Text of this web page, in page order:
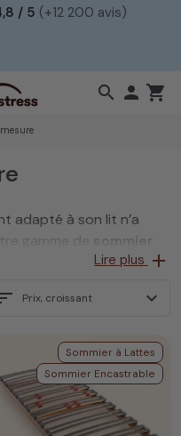
/ 5 (+12 200 avis)
search  shopping_cart
adapté à son lit n’a
gamme de
sommier
solution qui répond à
particulières, hauteur
avec un cadre de lit
configurations, même
notre atelier avec des
Lesommier
Lire plus add
Prix, croissant expand_more
Sommier à Lattes
Sommier Encastrable